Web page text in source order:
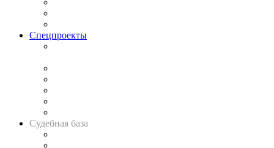
Спецпроекты
Судебная база